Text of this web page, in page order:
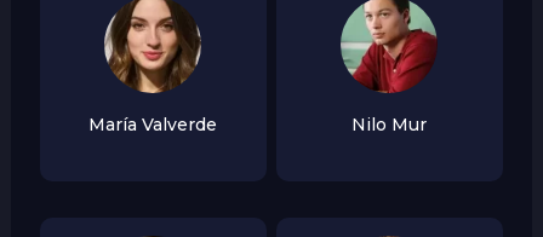
María Valverde Nilo Mur